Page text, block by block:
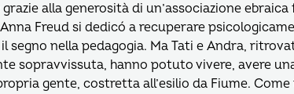
alla generosità di un’associazione
Freud si dedicó a recuperare
segno nella pedagogia. Ma Tati e Andra,
sopravvissuta, hanno potuto vivere, avere
gente, costretta all’esilio da Fiume.